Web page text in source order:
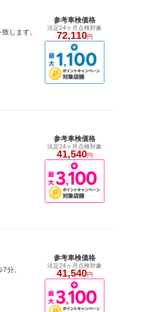
します。
参考車検価格
法定24ヶ月点検対象
72,110円
参考車検価格
法定24ヶ月点検対象
41,540円
分。
参考車検価格
法定24ヶ月点検対象
41,540円